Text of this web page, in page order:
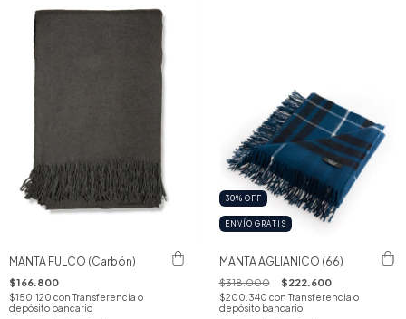
MANTA FULCO (Carbón)
$166.800
$150.120 con Transferencia o
depósito bancario
30% OFF
ENVÍO GRATIS
MANTA AGLIANICO (66)
$318.000 $222.600
$200.340 con Transferencia o
depósito bancario